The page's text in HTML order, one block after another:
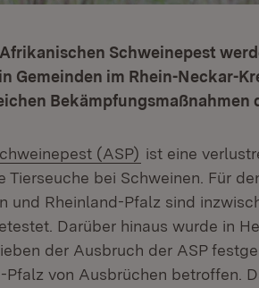
Schweinepest
Gemeinden im Rhein-Neckar-
Bekämpfungsmaßnahmen
(ASP) (Öffnet in
ist eine
bei Schweinen. Für
und Rheinland-Pfalz sind
Darüber hinaus wurde in
der Ausbruch der ASP
Pfalz von Ausbrüchen betroffen.